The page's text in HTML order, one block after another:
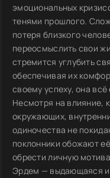
эмоциональных
тенями прошлого.
потеря близкого
переосмыслить свои
стремится углубить
обеспечивая их
своему успеху, она
Несмотря на влияние,
окружающих,
одиночества не
поклонники обожают
обрести личную
Эрдем — выдающаяся